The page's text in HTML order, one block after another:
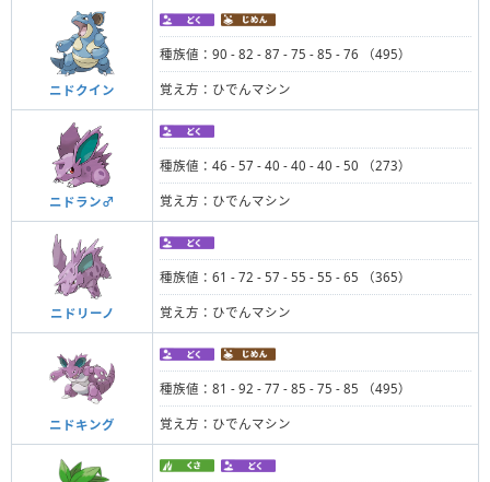
ニドクイン
種族値：90 - 82 - 87 - 75 - 85 - 76 （495）
覚え方：ひでんマシン
ニドラン♂
種族値：46 - 57 - 40 - 40 - 40 - 50 （273）
覚え方：ひでんマシン
ニドリーノ
種族値：61 - 72 - 57 - 55 - 55 - 65 （365）
覚え方：ひでんマシン
ニドキング
種族値：81 - 92 - 77 - 85 - 75 - 85 （495）
覚え方：ひでんマシン